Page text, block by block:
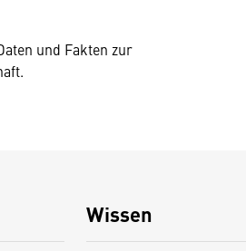
und Fakten zur
Wissen